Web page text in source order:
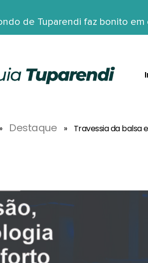
de Tuparendi faz bonito
» Destaque » Travessia da balsa